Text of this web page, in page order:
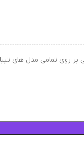
بر روی تمامی مدل های تیبا